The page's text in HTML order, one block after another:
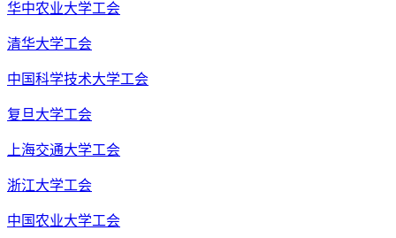
华中农业大学工会
清华大学工会
中国科学技术大学工会
复旦大学工会
上海交通大学工会
浙江大学工会
中国农业大学工会